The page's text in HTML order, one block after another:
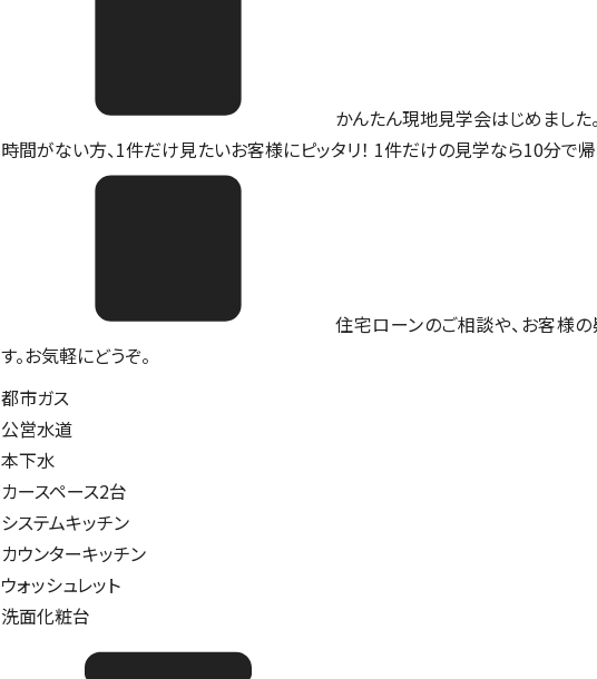
かんたん現地見学会はじめました。
時間がない方、1件だけ見たいお客様にピッタリ！ 1件だけの見学なら10分で帰
住宅ローンのご相談や、お客様
す。お気軽にどうぞ。
都市ガス
公営水道
本下水
カースペース2台
システムキッチン
カウンターキッチン
ウォッシュレット
洗面化粧台